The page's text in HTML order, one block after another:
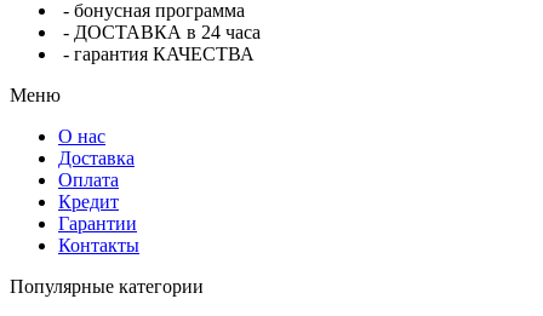
- бонусная программа
- ДОСТАВКА в 24 часа
- гарантия КАЧЕСТВА
Меню
О нас
Доставка
Оплата
Кредит
Гарантии
Контакты
Популярные категории